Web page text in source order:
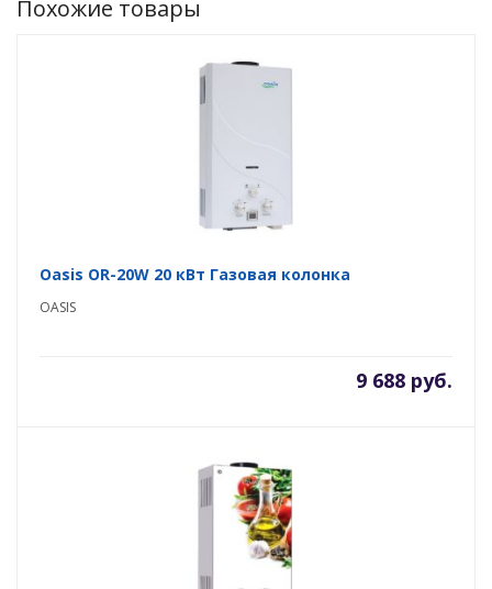
Похожие товары
Oasis OR-20W 20 кВт Газовая колонка
OASIS
9 688 руб.